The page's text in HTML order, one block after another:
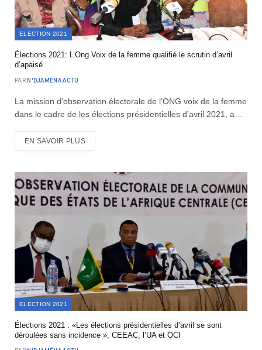
ELECTION 2021
Élections 2021: L’Ong Voix de la femme qualifié le scrutin d’avril
d’apaisé
PAR N'DJAMÉNA ACTU
La mission d’observation électorale de l’ONG voix de la femme
dans le cadre de les élections présidentielles d’avril 2021, a…
EN SAVOIR PLUS
ELECTION 2021
Élections 2021 : «Les élections présidentielles d’avril se sont
déroulées sans incidence », CEEAC, l’UA et OCI